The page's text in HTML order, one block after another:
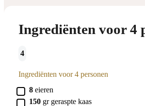
Ingrediënten voor 4
4
Ingrediënten voor 4 personen
▢
8 eieren
▢
150 gr geraspte kaas